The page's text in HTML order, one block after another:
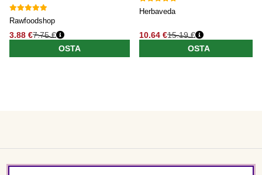
Rawfoodshop
3.88 €7.75 €
OSTA
Herbaveda
10.64 €15.19 €
OSTA